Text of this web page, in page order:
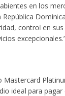
en los
control en
Mastercard
ideal para